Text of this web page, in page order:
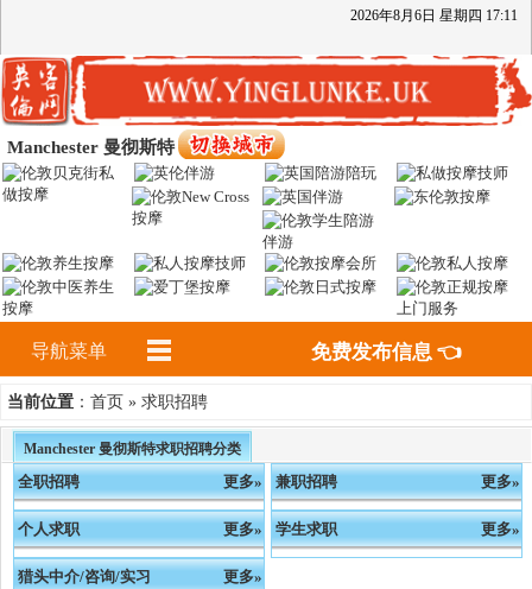
2026年8月 6日 星期四 17:11
Manchester 曼彻斯特
导航菜单 免费发布信息 👈
当前位置 ： 首页 » 求职招聘
Manchester 曼彻斯特求职招聘分类
全职招聘 更多» 兼职招聘 更多»
个人求职 更多» 学生求职 更多»
猎头中介/咨询/实习 更多»